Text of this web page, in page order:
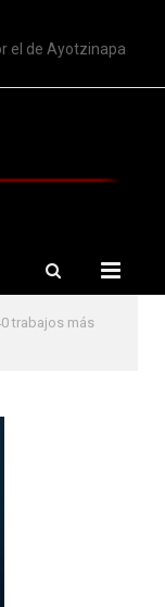
el de Ayotzinapa
trabajos más